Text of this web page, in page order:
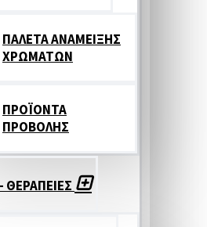
ΠΑΛΕΤΑ ΑΝΑΜΕΙΞΗΣ
ΧΡΩΜΑΤΩΝ
ΠΡΟΪΟΝΤΑ
ΠΡΟΒΟΛΗΣ
ΘΕΡΑΠΕΙΕΣ